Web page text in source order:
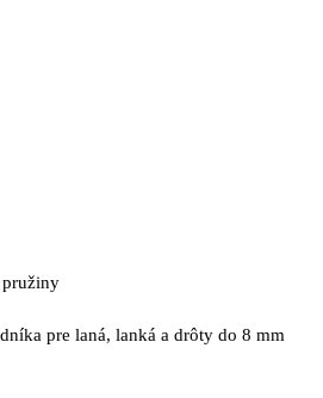
pružiny
pre laná, lanká a drôty do 8 mm